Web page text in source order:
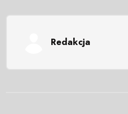
Redakcja